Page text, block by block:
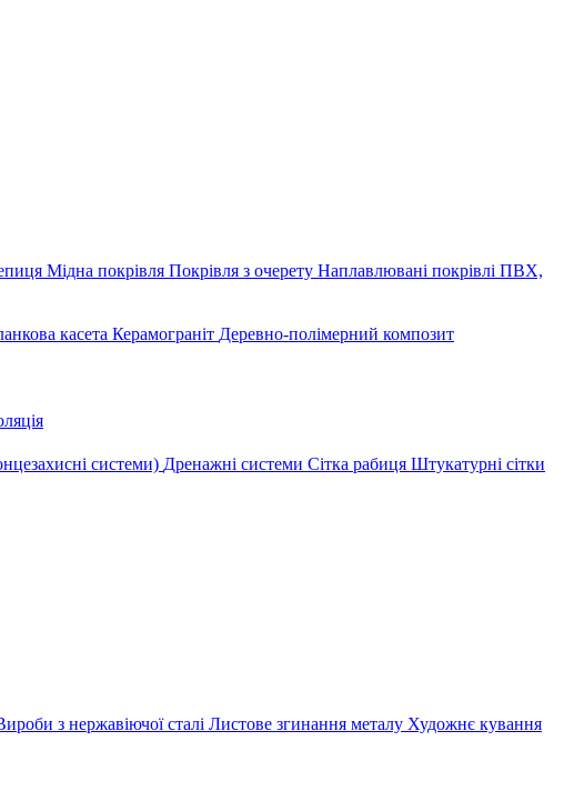
Мідна покрівля Покрівля з очерету Наплавлювані покрівлі ПВХ,
касета Керамограніт Деревно-полімерний композит
системи) Дренажні системи Сітка рабиця Штукатурні сітки
з нержавіючої сталі Листове згинання металу Художнє кування